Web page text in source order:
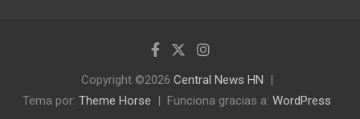
Copyright ©2026 Central News HN
Tema por: Theme Horse Funciona gracias a: WordPress